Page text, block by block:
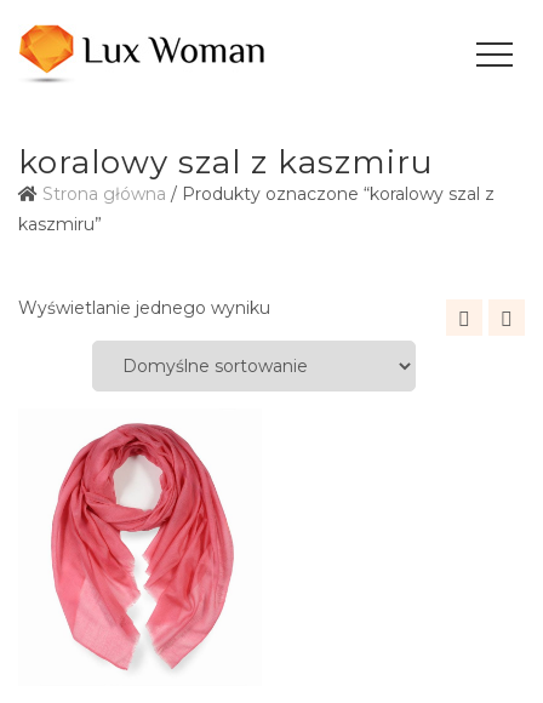
koralowy szal z kaszmiru
Strona główna / Produkty oznaczone “koralowy szal z
kaszmiru”
Wyświetlanie jednego wyniku